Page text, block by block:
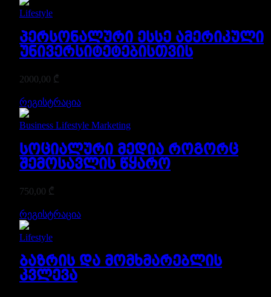
Lifestyle
პერსონალური ესსე ამერიკული
უნივერსიტეტებისთვის
2000,00 ₾
რეგისტრაცია
Business Lifestyle Marketing
სოციალური მედია როგორც
შემოსავლის წყარო
750,00 ₾
რეგისტრაცია
Lifestyle
ბაზრის და მომხმარებლის
კვლევა